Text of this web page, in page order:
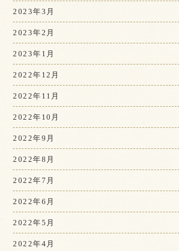
2023年3月
2023年2月
2023年1月
2022年12月
2022年11月
2022年10月
2022年9月
2022年8月
2022年7月
2022年6月
2022年5月
2022年4月